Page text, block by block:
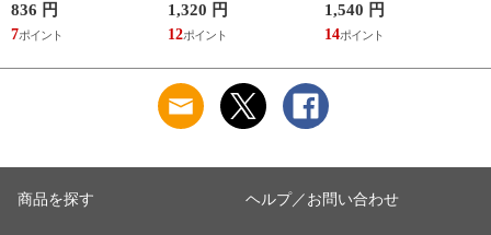
836 円
7
1,320 円
12
1,540 円
14
商品を探す ヘルプ／お問い合わせ